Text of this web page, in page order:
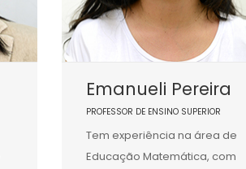
Emanueli Pereira
PROFESSOR DE ENSINO SUPERIOR
Tem experiência na área de
Educação Matemática, com